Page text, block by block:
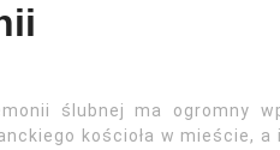
ślubnej ma ogromny
kościoła w mieście,